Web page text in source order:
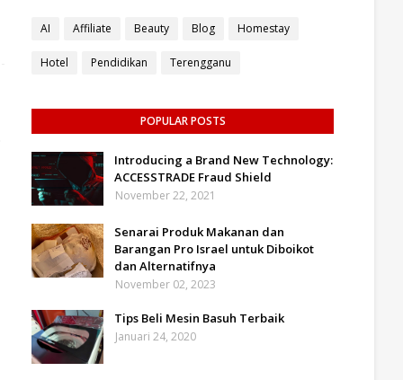
AI Affiliate Beauty Blog Homestay
Hotel Pendidikan Terengganu
POPULAR POSTS
Introducing a Brand New Technology:
ACCESSTRADE Fraud Shield
November 22, 2021
Senarai Produk Makanan dan
Barangan Pro Israel untuk Diboikot
dan Alternatifnya
November 02, 2023
Tips Beli Mesin Basuh Terbaik
Januari 24, 2020